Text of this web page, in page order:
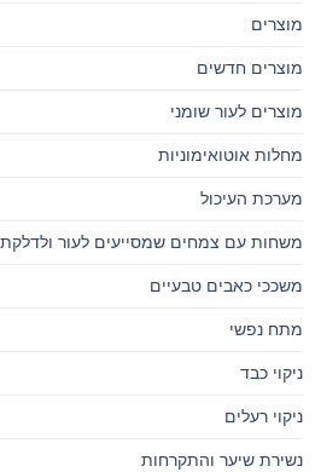
מוצרים
מוצרים חדשים
מוצרים לעור שומני
מחלות אוטואימוניות
מערכת העיכול
משחות עם צמחים שמסייעים לעור ולדלקת
משככי כאבים טבעיים
מתח נפשי
ניקוי כבד
ניקוי רעלים
נשירת שיער והתקרחות